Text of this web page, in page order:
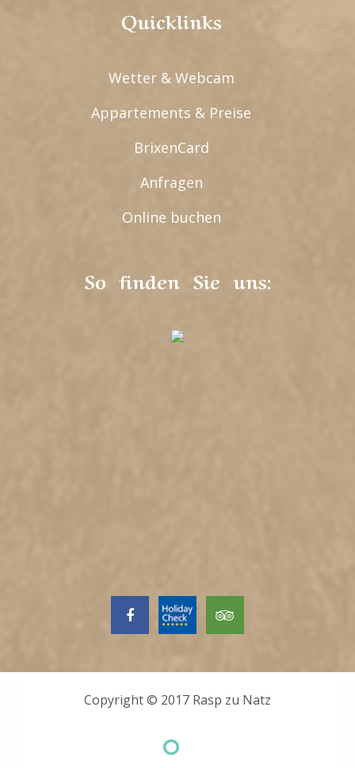
Quicklinks
Wetter & Webcam
Appartements & Preise
BrixenCard
Anfragen
Online buchen
So finden Sie uns:
Copyright © 2017 Rasp zu Natz